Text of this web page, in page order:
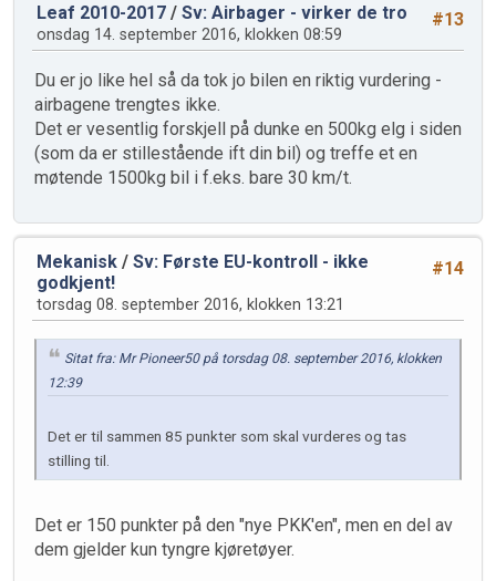
#13
Leaf 2010-2017 / Sv: Airbager - virker de tro
onsdag 14. september 2016, klokken 08:59
Du er jo like hel så da tok jo bilen en riktig vurdering -
airbagene trengtes ikke.
Det er vesentlig forskjell på dunke en 500kg elg i siden
(som da er stillestående ift din bil) og treffe et en
møtende 1500kg bil i f.eks. bare 30 km/t.
#14
Mekanisk / Sv: Første EU-kontroll - ikke
godkjent!
torsdag 08. september 2016, klokken 13:21
Sitat fra: Mr Pioneer50 på torsdag 08. september 2016, klokken
12:39
Det er til sammen 85 punkter som skal vurderes og tas
stilling til.
Det er 150 punkter på den "nye PKK'en", men en del av
dem gjelder kun tyngre kjøretøyer.